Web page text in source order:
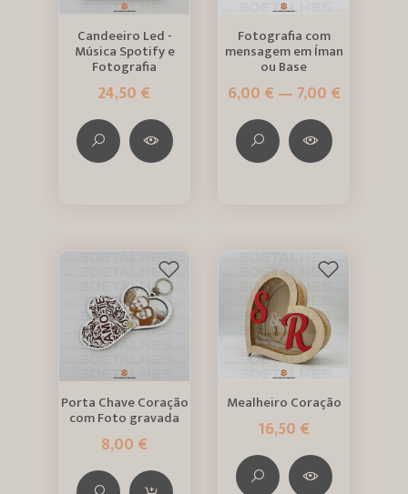
Candeeiro Led -
Música Spotify e
Fotografia
24,50 €
Fotografia com
mensagem em Íman
ou Base
6,00 € — 7,00 €
Porta Chave Coração
com Foto gravada
8,00 €
Mealheiro Coração
16,50 €